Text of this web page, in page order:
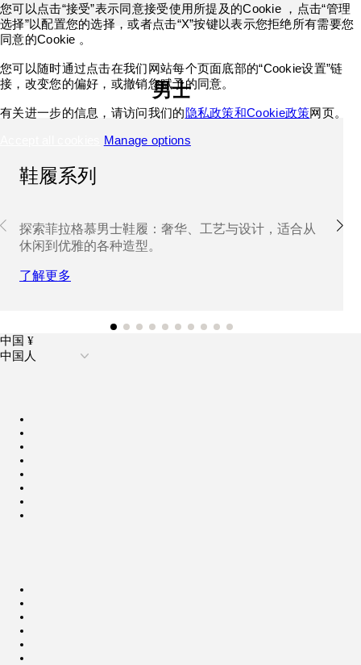
男士
鞋履系列
探索菲拉格慕男士鞋履：奢华、工艺与设计，适合从
休闲到优雅的各种造型。
了解更多
中国 ¥
中国人
您可以点击“接受”表示同意接受使用所提及的Cookie ，点击“管理
选择”以配置您的选择，或者点击“X”按键以表示您拒绝所有需要您
同意的Cookie 。
您可以随时通过点击在我们网站每个页面底部的“Cookie设置”链
接，改变您的偏好，或撤销您赋予的同意。
有关进一步的信息，请访问我们的隐私政策和Cookie政策网页。
Manage options